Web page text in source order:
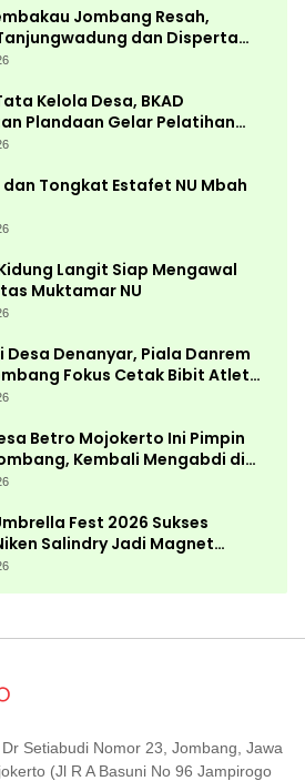
Jombang Resah,
dan Disperta
Kelola Desa, BKAD
Plandaan Gelar Pelatihan
dan Tongkat Estafet NU Mbah
Langit Siap Mengawal
Muktamar NU
Desa Denanyar, Piala Danrem
Fokus Cetak Bibit Atlet
Berprestasi
Betro Mojokerto Ini Pimpin
Kembali Mengabdi di
Fest 2026 Sukses
Salindry Jadi Magnet
Setiabudi Nomor 23, Jombang, Jawa
(Jl R A Basuni No 96 Jampirogo